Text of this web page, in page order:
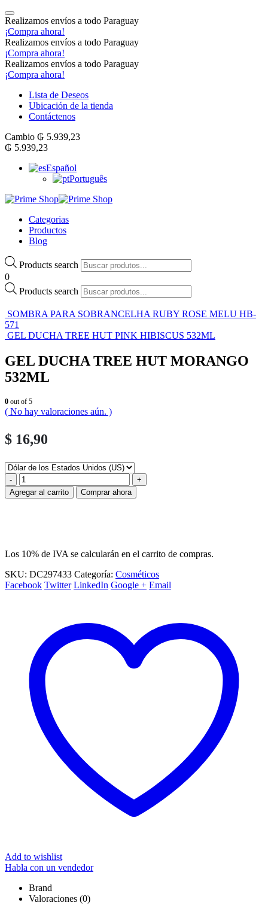
Realizamos envíos a todo Paraguay
¡Compra ahora!
Realizamos envíos a todo Paraguay
¡Compra ahora!
Realizamos envíos a todo Paraguay
¡Compra ahora!
Lista de Deseos
Ubicación de la tienda
Contáctenos
Cambio ₲ 5.939,23
₲ 5.939,23
Español
Português
Categorias
Productos
Blog
Products search
0
Products search
SOMBRA PARA SOBRANCELHA RUBY ROSE MELU HB-
571
GEL DUCHA TREE HUT PINK HIBISCUS 532ML
GEL DUCHA TREE HUT MORANGO
532ML
0 out of 5
( No hay valoraciones aún. )
$ 16,90
-
+
Agregar al carrito
Comprar ahora
Los 10% de IVA se calcularán en el carrito de compras.
SKU: DC297433 Categoría: Cosméticos
Facebook Twitter LinkedIn Google + Email
Add to wishlist
Habla con un vendedor
Brand
Valoraciones (0)